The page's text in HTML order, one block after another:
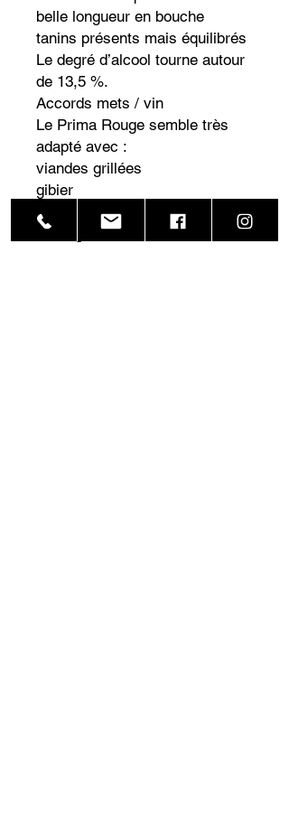
belle longueur en bouche
tanins présents mais équilibrés
Le degré d’alcool tourne autour
de 13,5 %.
Accords mets / vin
Le Prima Rouge semble très
adapté avec :
viandes grillées
gibier
plats mijotés corses
fromages affinés corses